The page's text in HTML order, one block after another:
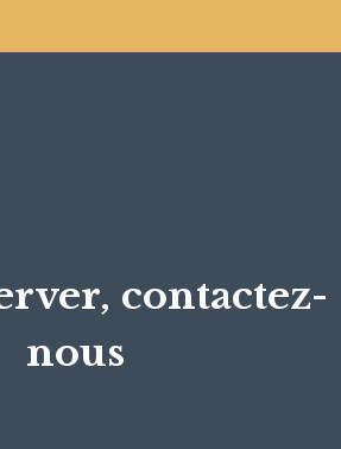
contactez-
nous